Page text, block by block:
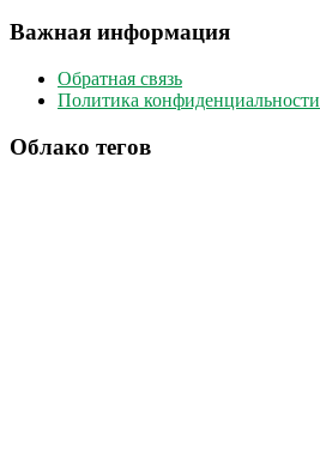
Важная информация
Обратная связь
Политика конфиденциальности
Облако тегов